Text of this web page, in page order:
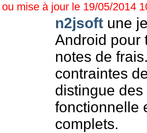
mise à jour le 19/05/2014
n2jsoft une
Android pour
notes de
contraintes
distingue
fonctionnelle
complets.